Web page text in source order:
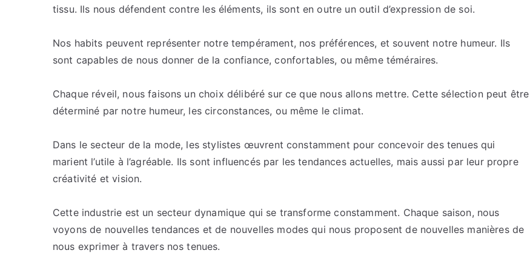
occupent
position
centrale
existence.
de
bien
simples
pièces
tissu. Ils nous défendent contre les éléments, ils sont en outre un outil d’expression de soi.
Nos habits peuvent représenter notre tempérament, nos préférences, et souvent notre humeur. Ils
sont capables de nous donner de la confiance, confortables, ou même téméraires.
Chaque réveil, nous faisons un choix délibéré sur ce que nous allons mettre. Cette sélection peut être
déterminé par notre humeur, les circonstances, ou même le climat.
Dans le secteur de la mode, les stylistes œuvrent constamment pour concevoir des tenues qui
marient l’utile à l’agréable. Ils sont influencés par les tendances actuelles, mais aussi par leur propre
créativité et vision.
Cette industrie est un secteur dynamique qui se transforme constamment. Chaque saison, nous
voyons de nouvelles tendances et de nouvelles modes qui nous proposent de nouvelles manières de
nous exprimer à travers nos tenues.